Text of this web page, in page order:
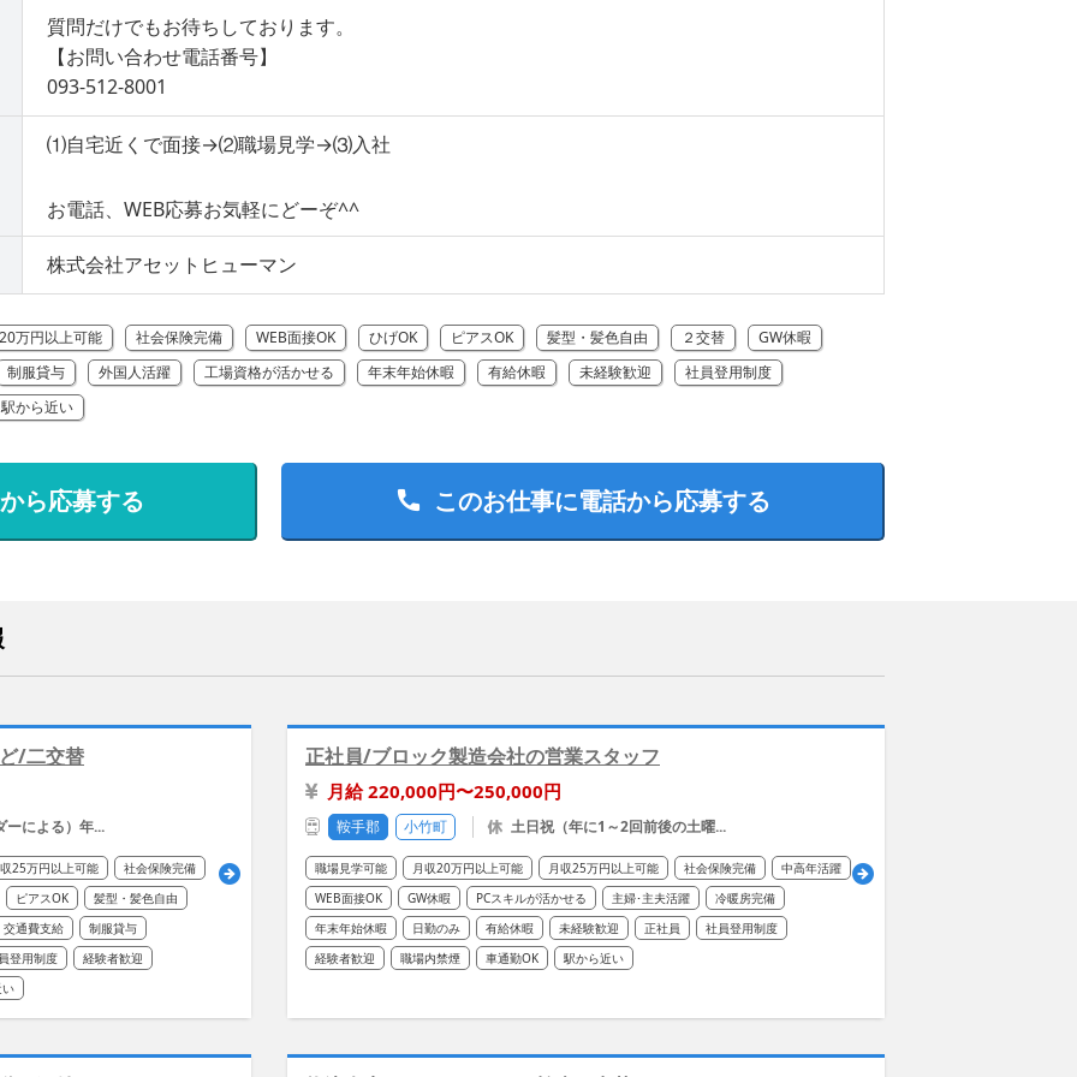
質問だけでもお待ちしております。
【お問い合わせ電話番号】
093-512-8001
⑴自宅近くで面接→⑵職場見学→⑶入社
お電話、WEB応募お気軽にどーぞ^^
株式会社アセットヒューマン
万円以上可能 社会保険完備 WEB面接OK ひげOK ピアスOK 髪型・髪色自由 ２交替
GW休暇
制服貸与
外国人活躍 工場資格が活かせる 年末年始休暇 有給休暇 未経験歓迎
社員登用制度
駅から近い
ら応募する このお仕事に電話から応募する
/二交替
ーによる）年...
25万円以上可能
社会保険完備
ピアスOK
髪型・髪色自由
交通費支給
制服貸与
登用制度
経験者歓迎
正社員/ブロック製造会社の営業スタッフ
月給 220,000円〜250,000円
鞍手郡 小竹町 土日祝（年に1～2回前後の土曜...
職場見学可能 月収20万円以上可能 月収25万円以上可能 社会保険完備
中高年活躍
WEB面接OK
GW休暇 PCスキルが活かせる 主婦･主夫活躍
冷暖房完備
年末年始休暇
日勤のみ 有給休暇 未経験歓迎 正社員
社員登用制度
経験者歓迎
職場内禁煙 車通勤OK 駅から近い